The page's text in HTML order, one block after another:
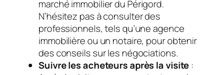
marché immobilier du Périgord.
N’hésitez pas à consulter des
professionnels, tels qu’une agence
immobilière ou un notaire, pour obtenir
des conseils sur les négociations.
Suivre les acheteurs après la visite :